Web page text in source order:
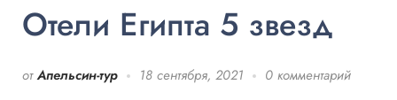
Отели Египта 5 звезд
от Апельсин-тур 18 сентября, 2021 0 комментарий